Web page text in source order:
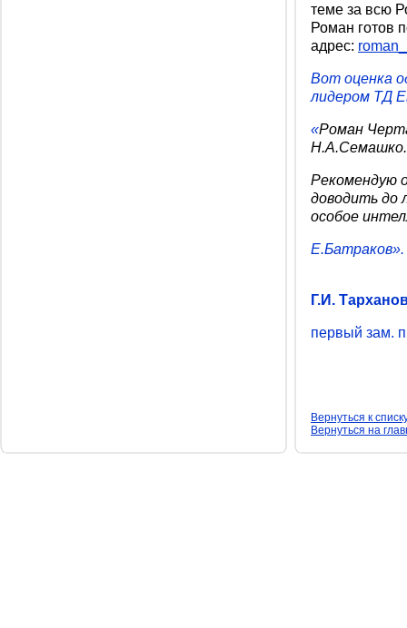
теме за всю
Роман готов
адрес:
Вот оценка
лидером ТД
«Роман
Н.А.Семашко.
Рекомендую
доводить до
особое
Е.Батраков».
Г.И.
первый зам.
Вернуться к
Вернуться на